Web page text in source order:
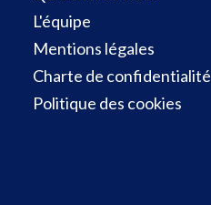
L'équipe
Mentions légales
Charte de confidentialité
Politique des cookies